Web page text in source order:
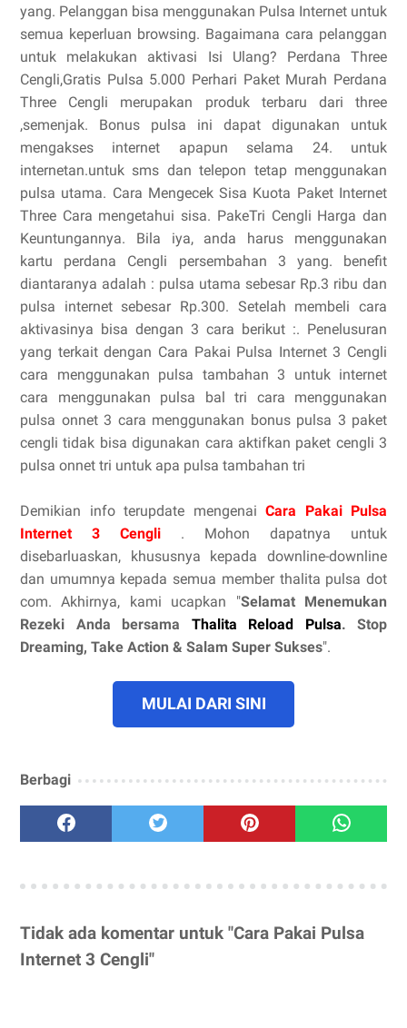
yang. Pelanggan bisa menggunakan Pulsa Internet untuk
semua keperluan browsing. Bagaimana cara pelanggan
untuk melakukan aktivasi Isi Ulang? Perdana Three
Cengli,Gratis Pulsa 5.000 Perhari Paket Murah Perdana
Three Cengli merupakan produk terbaru dari three
,semenjak. Bonus pulsa ini dapat digunakan untuk
mengakses internet apapun selama 24. untuk
internetan.untuk sms dan telepon tetap menggunakan
pulsa utama. Cara Mengecek Sisa Kuota Paket Internet
Three Cara mengetahui sisa. PakeTri Cengli Harga dan
Keuntungannya. Bila iya, anda harus menggunakan
kartu perdana Cengli persembahan 3 yang. benefit
diantaranya adalah : pulsa utama sebesar Rp.3 ribu dan
pulsa internet sebesar Rp.300. Setelah membeli cara
aktivasinya bisa dengan 3 cara berikut :. Penelusuran
yang terkait dengan Cara Pakai Pulsa Internet 3 Cengli
cara menggunakan pulsa tambahan 3 untuk internet
cara menggunakan pulsa bal tri cara menggunakan
pulsa onnet 3 cara menggunakan bonus pulsa 3 paket
cengli tidak bisa digunakan cara aktifkan paket cengli 3
pulsa onnet tri untuk apa pulsa tambahan tri
Demikian info terupdate mengenai Cara Pakai Pulsa
Internet 3 Cengli . Mohon dapatnya untuk
disebarluaskan, khususnya kepada downline-downline
dan umumnya kepada semua member thalita pulsa dot
com. Akhirnya, kami ucapkan "Selamat Menemukan
Rezeki Anda bersama Thalita Reload Pulsa. Stop
Dreaming, Take Action & Salam Super Sukses".
MULAI DARI SINI
Berbagi
Tidak ada komentar untuk "Cara Pakai Pulsa
Internet 3 Cengli"